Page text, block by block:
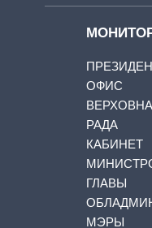
ОФИС
РАДА
КАБИНЕТ
ГЛАВЫ
МЭРЫ